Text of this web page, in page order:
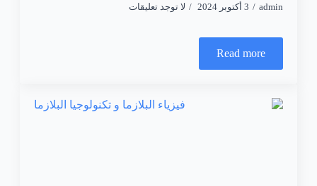
admin 3 أكتوبر 2024 لا توجد تعليقات
Read more